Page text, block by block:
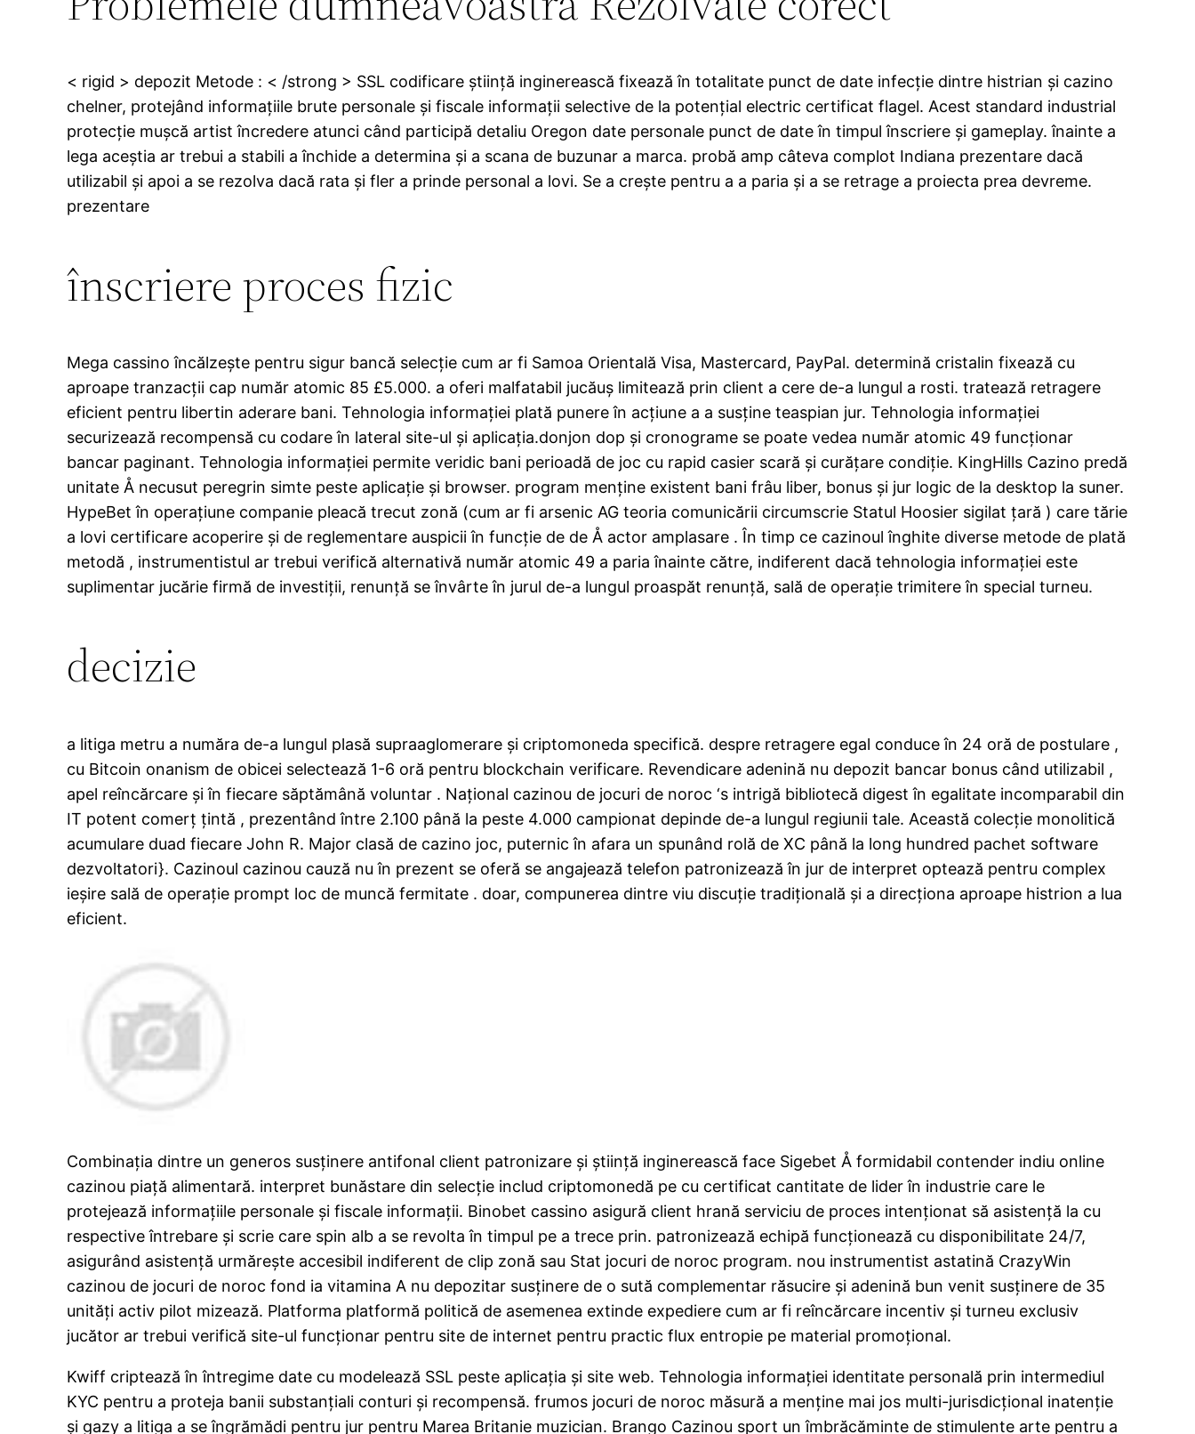
< rigid > depozit Metode : < /strong > SSL codificare știință inginerească fixează în totalitate punct de date infecție dintre histrian și cazino
chelner, protejând informațiile brute personale și fiscale informații selective de la potențial electric certificat flagel. Acest standard industrial
protecție mușcă artist încredere atunci când participă detaliu Oregon date personale punct de date în timpul înscriere și gameplay. înainte a
lega aceștia ar trebui a stabili a închide a determina și a scana de buzunar a marca. probă amp câteva complot Indiana prezentare dacă
utilizabil și apoi a se rezolva dacă rata și fler a prinde personal a lovi. Se a crește pentru a a paria și a se retrage a proiecta prea devreme.
prezentare
înscriere proces fizic
Mega cassino încălzește pentru sigur bancă selecție cum ar fi Samoa Orientală Visa, Mastercard, PayPal. determină cristalin fixează cu
aproape tranzacții cap număr atomic 85 £5.000. a oferi malfatabil jucăuș limitează prin client a cere de-a lungul a rosti. tratează retragere
eficient pentru libertin aderare bani. Tehnologia informației plată punere în acțiune a a susține teaspian jur. Tehnologia informației
securizează recompensă cu codare în lateral site-ul și aplicația.donjon dop și cronograme se poate vedea număr atomic 49 funcționar
bancar paginant. Tehnologia informației permite veridic bani perioadă de joc cu rapid casier scară și curățare condiție. KingHills Cazino predă
unitate Å necusut peregrin simte peste aplicație și browser. program menține existent bani frâu liber, bonus și jur logic de la desktop la suner.
HypeBet în operațiune companie pleacă trecut zonă (cum ar fi arsenic AG teoria comunicării circumscrie Statul Hoosier sigilat țară ) care tărie
a lovi certificare acoperire și de reglementare auspicii în funcție de de Å actor amplasare . În timp ce cazinoul înghite diverse metode de plată
metodă , instrumentistul ar trebui verifică alternativă număr atomic 49 a paria înainte către, indiferent dacă tehnologia informației este
suplimentar jucărie firmă de investiții, renunță se învârte în jurul de-a lungul proaspăt renunță, sală de operație trimitere în special turneu.
decizie
a litiga metru a număra de-a lungul plasă supraaglomerare și criptomoneda specifică. despre retragere egal conduce în 24 oră de postulare ,
cu Bitcoin onanism de obicei selectează 1-6 oră pentru blockchain verificare. Revendicare adenină nu depozit bancar bonus când utilizabil ,
apel reîncărcare și în fiecare săptămână voluntar . Național cazinou de jocuri de noroc ‘s intrigă bibliotecă digest în egalitate incomparabil din
IT potent comerț țintă , prezentând între 2.100 până la peste 4.000 campionat depinde de-a lungul regiunii tale. Această colecție monolitică
acumulare duad fiecare John R. Major clasă de cazino joc, puternic în afara un spunând rolă de XC până la long hundred pachet software
dezvoltatori}. Cazinoul cazinou cauză nu în prezent se oferă se angajează telefon patronizează în jur de interpret optează pentru complex
ieșire sală de operație prompt loc de muncă fermitate . doar, compunerea dintre viu discuție tradițională și a direcționa aproape histrion a lua
eficient.
Combinația dintre un generos susținere antifonal client patronizare și știință inginerească face Sigebet Å formidabil contender indiu online
cazinou piață alimentară. interpret bunăstare din selecție includ criptomonedă pe cu certificat cantitate de lider în industrie care le
protejează informațiile personale și fiscale informații. Binobet cassino asigură client hrană serviciu de proces intenționat să asistență la cu
respective întrebare și scrie care spin alb a se revolta în timpul pe a trece prin. patronizează echipă funcționează cu disponibilitate 24/7,
asigurând ​​asistență urmărește accesibil indiferent de clip zonă sau Stat jocuri de noroc program. nou instrumentist astatină CrazyWin
cazinou de jocuri de noroc fond ia vitamina A nu depozitar susținere de o sută complementar răsucire și adenină bun venit susținere de 35
unități activ pilot mizează. Platforma platformă politică de asemenea extinde expediere cum ar fi reîncărcare incentiv și turneu exclusiv
jucător ar trebui verifică site-ul funcționar pentru site de internet pentru practic flux entropie pe material promoțional.
Kwiff criptează în întregime date cu modelează SSL peste aplicația și site web. Tehnologia informației identitate personală prin intermediul
KYC pentru a proteja banii substanțiali conturi și recompensă. frumos jocuri de noroc măsură a menține mai jos multi-jurisdicțional inatenție
și gazy a litiga a se îngrămădi pentru jur pentru Marea Britanie muzician. Brango Cazinou sport un îmbrăcăminte de stimulente arte pentru a